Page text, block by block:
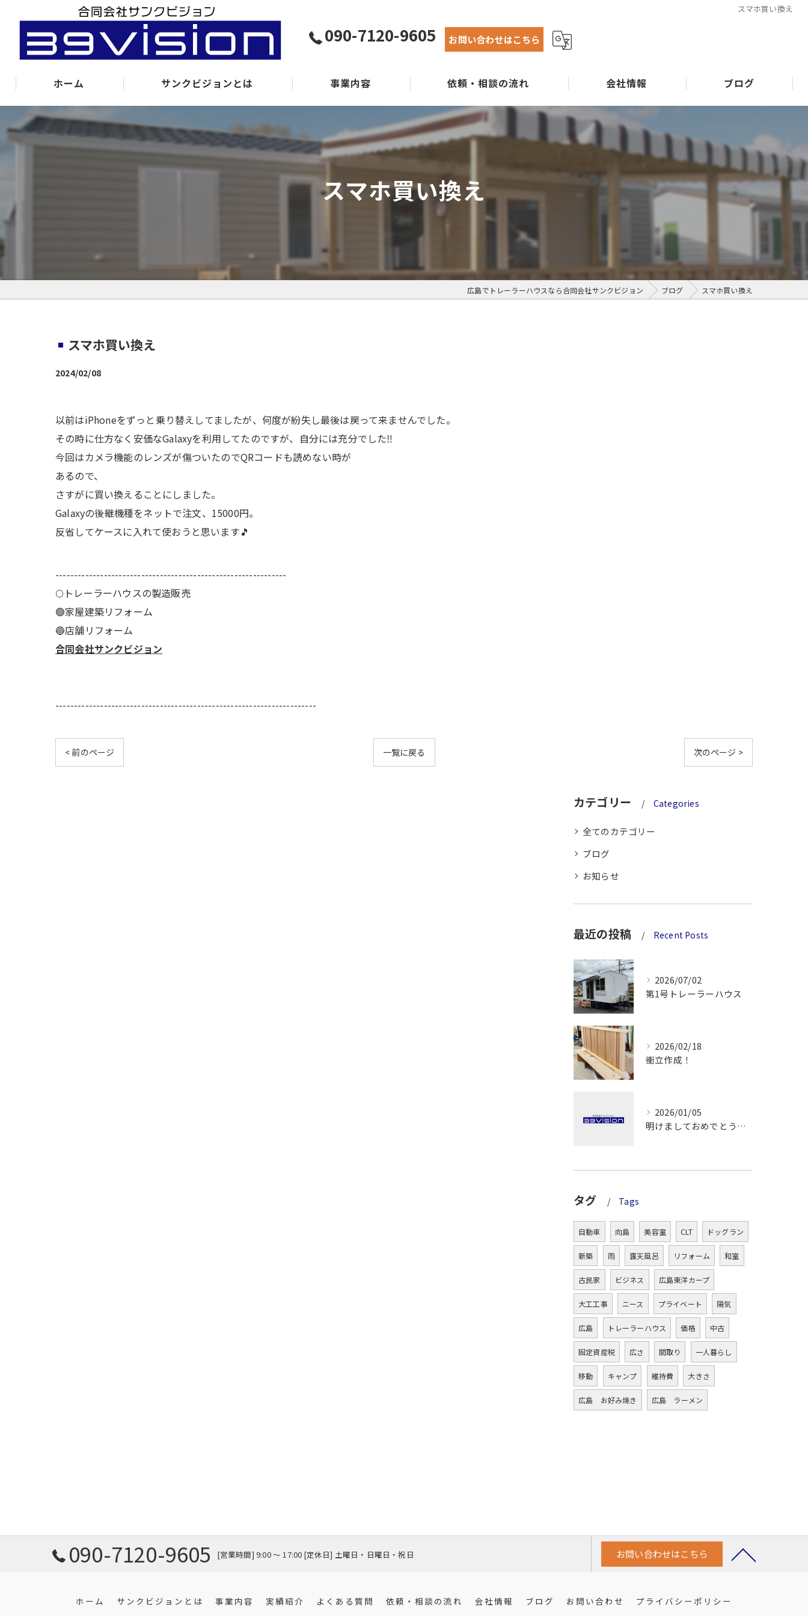
スマホ買い換え
090-7120-9605 お問い合わせはこちら
ホーム サンクビジョンとは 事業内容
よくある質問
依頼・相談の流れ 会社情報 ブログ
スマホ買い換え
広島でトレーラーハウスなら合同会社サンクビジョン ブログ スマホ買い換え
スマホ買い換え
2024/02/08
以前はiPhoneをずっと乗り替えしてましたが、何度が紛失し最後は戻って来ませんでした。
その時に仕方なく安価なGalaxyを利用してたのですが、自分には充分でした‼️
今回はカメラ機能のレンズが傷ついたのでQRコードも読めない時が
あるので、
さすがに買い換えることにしました。
Galaxyの後継機種をネットで注文、15000円。
反省してケースに入れて使おうと思います🎵
--------------------------------------------------------------
🌕️トレーラーハウスの製造販売
🟢家屋建築リフォーム
🔵店舗リフォーム
合同会社サンクビジョン
----------------------------------------------------------------------
< 前のページ 一覧に戻る 次のページ >
カテゴリー Categories
全てのカテゴリー
ブログ
お知らせ
最近の投稿 Recent Posts
2026/07/02
第1号トレーラーハウス
2026/02/18
衝立作成！
2026/01/05
明けましておめでとうございます！
タグ Tags
自動車 向島 美容室 CLT ドッグラン
新築 雨 露天風呂 リフォーム 和室
古民家 ビジネス 広島東洋カープ
大工工事 ニース プライベート 陽気
広島 トレーラーハウス 価格 中古
固定資産税 広さ 間取り 一人暮らし
移動 キャンプ 維持費 大きさ
広島 お好み焼き 広島 ラーメン
090-7120-9605 [営業時間] 9:00 〜 17:00 [定休日] 土曜日・日曜日・祝日 お問い合わせはこちら
ホーム サンクビジョンとは 事業内容 実績紹介 よくある質問 依頼・相談の流れ 会社情報 ブログ お問い合わせ プライバシーポリシー